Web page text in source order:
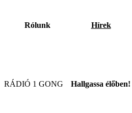
Rólunk Hírek
RÁDIÓ 1 GONG Hallgassa élőben!